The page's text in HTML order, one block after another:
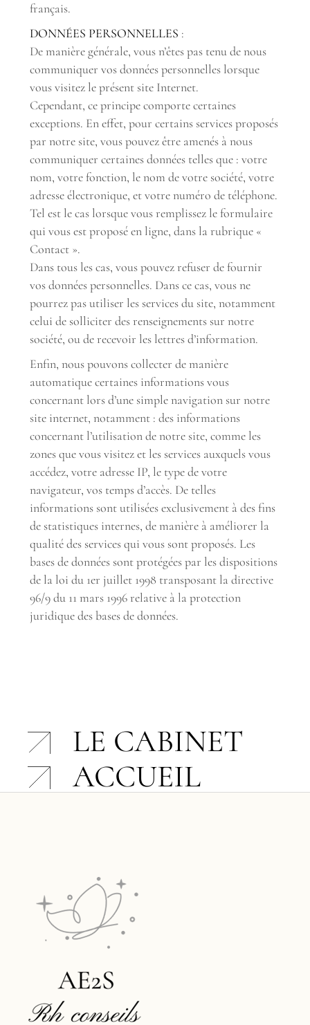
français.
DONNÉES PERSONNELLES :
De manière générale, vous n’êtes pas tenu de nous
communiquer vos données personnelles lorsque
vous visitez le présent site Internet.
Cependant, ce principe comporte certaines
exceptions. En effet, pour certains services proposés
par notre site, vous pouvez être amenés à nous
communiquer certaines données telles que : votre
nom, votre fonction, le nom de votre société, votre
adresse électronique, et votre numéro de téléphone.
Tel est le cas lorsque vous remplissez le formulaire
qui vous est proposé en ligne, dans la rubrique «
Contact ».
Dans tous les cas, vous pouvez refuser de fournir
vos données personnelles. Dans ce cas, vous ne
pourrez pas utiliser les services du site, notamment
celui de solliciter des renseignements sur notre
société, ou de recevoir les lettres d’information.
Enfin, nous pouvons collecter de manière
automatique certaines informations vous
concernant lors d’une simple navigation sur notre
site internet, notamment : des informations
concernant l’utilisation de notre site, comme les
zones que vous visitez et les services auxquels vous
accédez, votre adresse IP, le type de votre
navigateur, vos temps d’accès. De telles
informations sont utilisées exclusivement à des fins
de statistiques internes, de manière à améliorer la
qualité des services qui vous sont proposés. Les
bases de données sont protégées par les dispositions
de la loi du 1er juillet 1998 transposant la directive
96/9 du 11 mars 1996 relative à la protection
juridique des bases de données.
LE CABINET
ACCUEIL